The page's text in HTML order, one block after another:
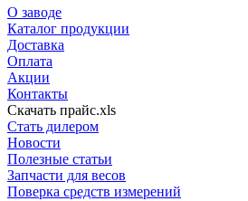
О заводе
Каталог продукции
Доставка
Оплата
Акции
Контакты
Скачать прайс.xls
Стать дилером
Новости
Полезные статьи
Запчасти для весов
Поверка средств измерений